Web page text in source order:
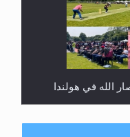
الله في هولندا